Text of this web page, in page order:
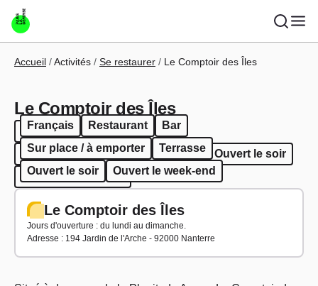
Aller au contenu principal
Fil d'Ariane
Accueil Activités Se restaurer Le Comptoir des Îles
Le Comptoir des Îles
Français Restaurant
Bar
Sur place / à emporter
Terrasse
Ouvert le soir
Ouvert le week-end
Français Restaurant
Bar
Sur place / à emporter
Terrasse
Ouvert le soir
Ouvert le week-end
Le Comptoir des Îles
Jours d'ouverture : du lundi au dimanche.
Adresse : 194 Jardin de l'Arche - 92000 Nanterre